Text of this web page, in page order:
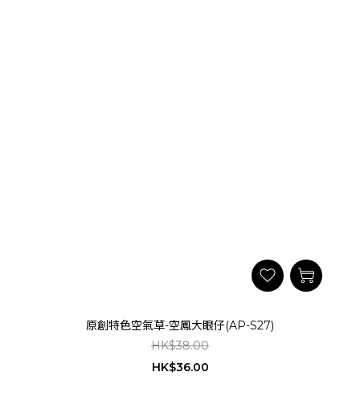
原創特色空氣草-空鳳大眼仔(AP-S27)
HK$38.00
HK$36.00